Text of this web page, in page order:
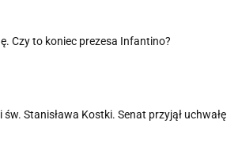
Czy to koniec prezesa Infantino?
Stanisława Kostki. Senat przyjął uchwałę